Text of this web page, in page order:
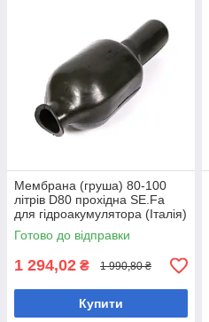
Мембрана (груша) 80-100
літрів D80 прохідна SE.Fa
для гідроакумулятора (Італія)
Готово до відправки
1 294,02 ₴ 1 990,80 ₴
Купити